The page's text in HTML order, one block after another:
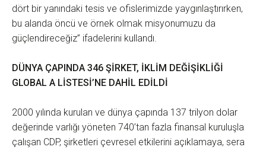
dört bir yanındaki tesis ve ofislerimizde yaygınlaştırırken,
bu alanda öncü ve örnek olmak misyonumuzu da
güçlendireceğiz” ifadelerini kullandı.
DÜNYA ÇAPINDA 346 ŞİRKET, İKLİM DEĞİŞİKLİĞİ
GLOBAL A LİSTESİ’NE DAHİL EDİLDİ
2000 yılında kurulan ve dünya çapında 137 trilyon dolar
değerinde varlığı yöneten 740’tan fazla finansal kuruluşla
çalışan CDP, şirketleri çevresel etkilerini açıklamaya, sera